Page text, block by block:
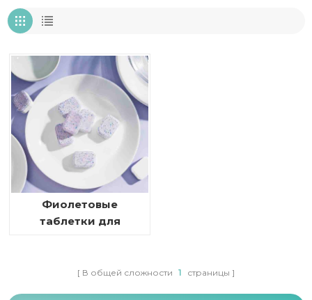
Фиолетовые
таблетки для
В общей сложности 1 страницы